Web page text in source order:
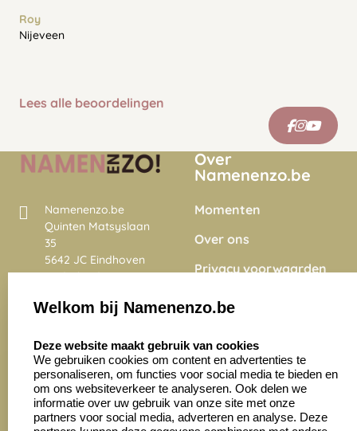
Roy
Nijeveen
Lees alle beoordelingen
Namenenzo.be
Quinten Matsyslaan
35
5642 JC Eindhoven
Nederland
4028 beoordelingen
Over
Namenenzo.be
Momenten
Over ons
Privacy voorwaarden
Onze vacatures
Zakelijk:
Aanvraag op maat
Klantenservice:
Contact opnemen
Welkom bij Namenenzo.be
Deze website maakt gebruik van cookies
We gebruiken cookies om content en advertenties te
personaliseren, om functies voor social media te bieden en
om ons websiteverkeer te analyseren. Ook delen we
informatie over uw gebruik van onze site met onze
partners voor social media, adverteren en analyse. Deze